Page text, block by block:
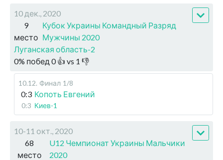
10 дек., 2020
9
место
Кубок Украины Командный Разряд
Мужчины 2020
Луганская область-2
0% побед 0👍 vs 1 👎
10.12. Финал 1/8
0:3 Копоть Евгений
0:3 Киев-1
10-11 окт., 2020
68
место
U12 Чемпионат Украины Мальчики
2020